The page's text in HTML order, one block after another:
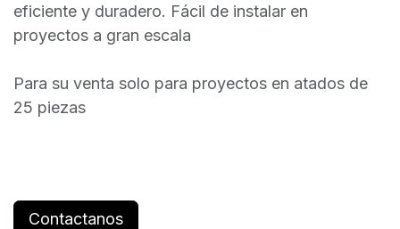
eficiente y duradero. Fácil de instalar en
proyectos a gran escala
Para su venta solo para proyectos en atados de
25 piezas
Contactanos